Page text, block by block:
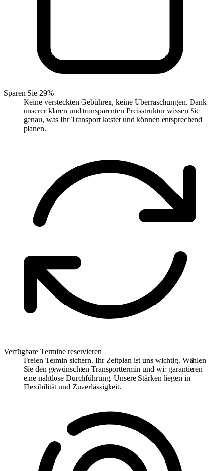
Sparen Sie 29%!
Keine versteckten Gebühren, keine Überraschungen. Dank
unserer klaren und transparenten Preisstruktur wissen Sie
genau, was Ihr Transport kostet und können entsprechend
planen.
Verfügbare Termine reservieren
Freien Termin sichern. Ihr Zeitplan ist uns wichtig. Wählen
Sie den gewünschten Transporttermin und wir garantieren
eine nahtlose Durchführung. Unsere Stärken liegen in
Flexibilität und Zuverlässigkeit.